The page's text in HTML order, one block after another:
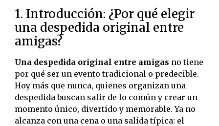
1. Introducción: ¿Por qué elegir
una despedida original entre
amigas?
Una despedida original entre amigas no tiene
por qué ser un evento tradicional o predecible.
Hoy más que nunca, quienes organizan una
despedida buscan salir de lo común y crear un
momento único, divertido y memorable. Ya no
alcanza con una cena o una salida típica: el